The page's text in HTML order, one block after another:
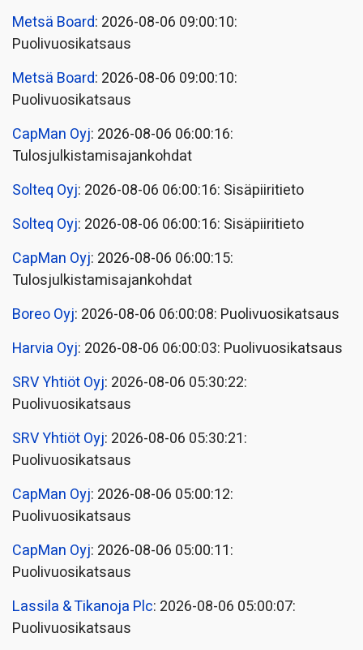
Metsä Board: 2026-08-06 09:00:10:
Puolivuosikatsaus
Metsä Board: 2026-08-06 09:00:10:
Puolivuosikatsaus
CapMan Oyj: 2026-08-06 06:00:16:
Tulosjulkistamisajankohdat
Solteq Oyj: 2026-08-06 06:00:16: Sisäpiiritieto
Solteq Oyj: 2026-08-06 06:00:16: Sisäpiiritieto
CapMan Oyj: 2026-08-06 06:00:15:
Tulosjulkistamisajankohdat
Boreo Oyj: 2026-08-06 06:00:08: Puolivuosikatsaus
Harvia Oyj: 2026-08-06 06:00:03: Puolivuosikatsaus
SRV Yhtiöt Oyj: 2026-08-06 05:30:22:
Puolivuosikatsaus
SRV Yhtiöt Oyj: 2026-08-06 05:30:21:
Puolivuosikatsaus
CapMan Oyj: 2026-08-06 05:00:12:
Puolivuosikatsaus
CapMan Oyj: 2026-08-06 05:00:11:
Puolivuosikatsaus
Lassila & Tikanoja Plc: 2026-08-06 05:00:07:
Puolivuosikatsaus